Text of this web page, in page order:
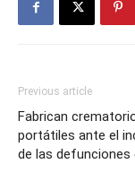
Previous article
Fabrican
portátiles ante el
de las defunciones